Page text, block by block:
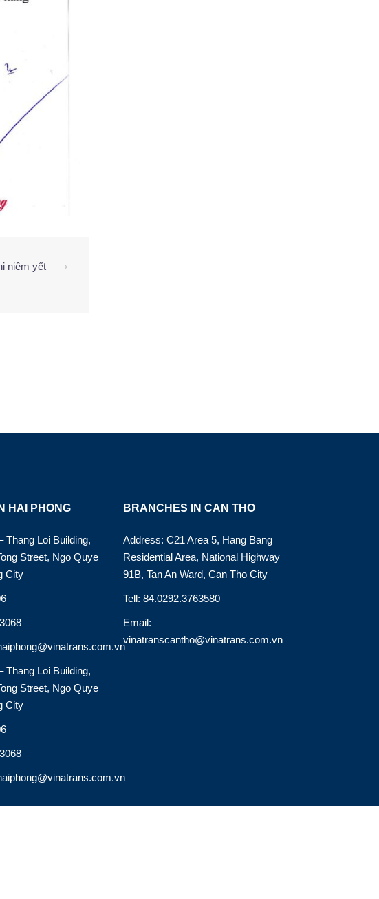
niêm yết ⟶
HAI PHONG
Thang Loi Building,
Street, Ngo Quye
City
Thang Loi Building,
Street, Ngo Quye
City
BRANCHES IN CAN THO
Address: C21 Area 5, Hang Bang
Residential Area, National Highway
91B, Tan An Ward, Can Tho City
Tell: 84.0292.3763580
Email:
vinatranscantho@vinatrans.com.vn